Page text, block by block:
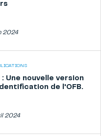
2024
Une nouvelle version
de l'OFB.
2024